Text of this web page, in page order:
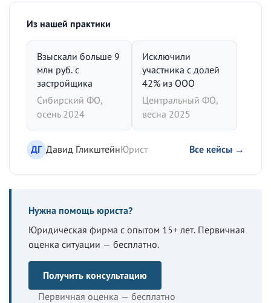
Из нашей практики
Взыскали больше 9
млн руб. с
застройщика
Сибирский ФО,
осень 2024
Исключили
участника с долей
42% из ООО
Центральный ФО,
весна 2025
ДГ Давид ГликштейнЮрист Все кейсы →
Нужна помощь юриста?
Юридическая фирма с опытом 15+ лет. Первичная
оценка ситуации — бесплатно.
Получить консультацию
Первичная оценка — бесплатно